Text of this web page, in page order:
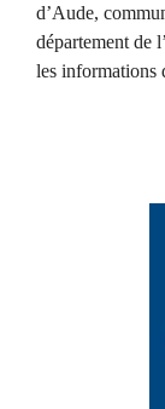
d’Aude,
département de
les informations